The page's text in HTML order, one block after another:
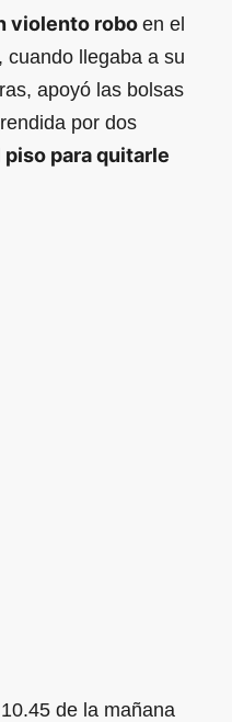
violento robo en el
cuando llegaba a su
apoyó las bolsas
por dos
piso para quitarle
de la mañana